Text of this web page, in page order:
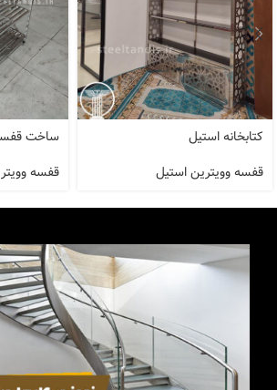
کتابخانه استیل
قفسه وویترین استیل
ساخت قفسه
قفسه